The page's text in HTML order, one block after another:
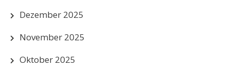
Dezember 2025
November 2025
Oktober 2025